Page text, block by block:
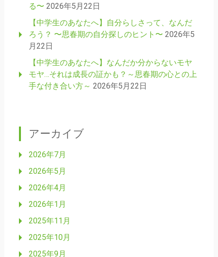
る〜 2026年5月22日
【中学生のあなたへ】自分らしさって、なんだ
ろう？ 〜思春期の自分探しのヒント〜 2026年5
月22日
【中学生のあなたへ】なんだか分からないモヤ
モヤ…それは成長の証かも？～思春期の心との上
手な付き合い方～ 2026年5月22日
アーカイブ
2026年7月
2026年5月
2026年4月
2026年1月
2025年11月
2025年10月
2025年9月